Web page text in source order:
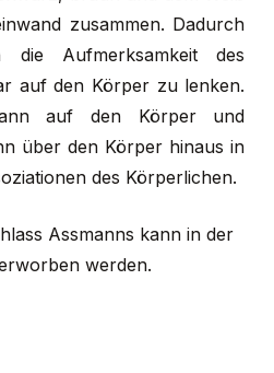
zusammen. Dadurch
die Aufmerksamkeit des
auf den Körper zu lenken.
auf den Körper und
über den Körper hinaus in
des Körperlichen.
Assmanns kann in der
werden.